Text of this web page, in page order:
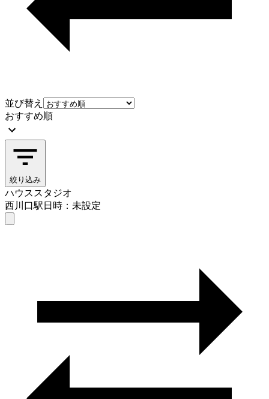
並び替え
おすすめ順
絞り込み
ハウススタジオ
西川口駅日時：未設定